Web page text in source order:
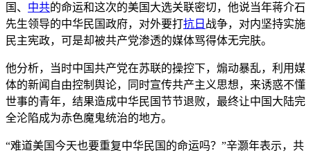
国、 中共的命运和这次的美国大选关联密切，他说当年蒋介石
先生领导的中华民国政府，对外要打抗日 战争，对内坚持实施
民主宪政，可是却被共产党渗透的媒体骂得体无完肤。
他分析，当时中国共产党在苏联的操控下，煽动暴乱，利用媒
体的新闻自由控制舆论，同时宣传共产主义思想，来诱惑不懂
世事的青年，结果造成中华民国节节退败，最终让中国大陆完
全沦陷成为赤色魔鬼统治的地方。
“难道美国今天也要重复中华民国的命运吗？”辛灏年表示，共